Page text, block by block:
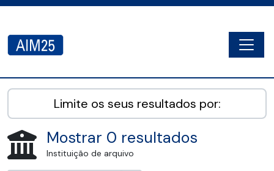
AIM25 - AtoM 2.8.2
Limite os seus resultados por:
Mostrar 0 resultados
Instituição de arquivo